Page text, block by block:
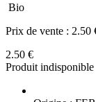
Bio
Prix de vente : 2.50
2.50 €
Produit indisponible